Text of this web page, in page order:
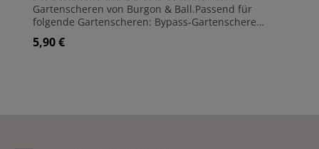
Gartenscheren von Burgon & Ball.Passend für
folgende Gartenscheren: Bypass-Gartenschere
Gartenschere »Pocket Pruner« Gartenschere »Micro«
Rosenschere Ambossschere Strauchschere
Regulärer Preis:
5,90 €